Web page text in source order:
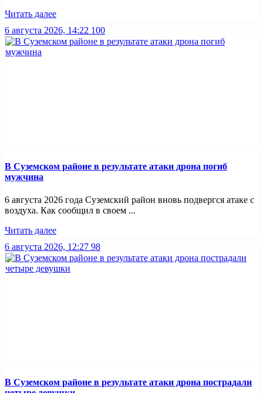
Читать далее
6 августа 2026, 14:22 100
В Суземском районе в результате атаки дрона погиб
мужчина
6 августа 2026 года Суземский район вновь подвергся атаке с
воздуха. Как сообщил в своем ...
Читать далее
6 августа 2026, 12:27 98
В Суземском районе в результате атаки дрона пострадали